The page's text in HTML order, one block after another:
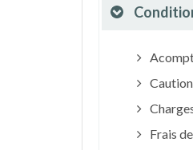
Caution
Frais